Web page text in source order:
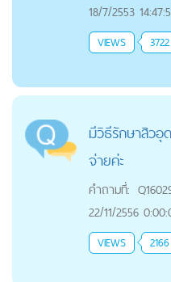
18/7/2553
VIEWS 3722
มีวิธีรักษาสิวอุ
จ่ายค่ะ
คำถามที่:
22/11/2556
VIEWS 2166